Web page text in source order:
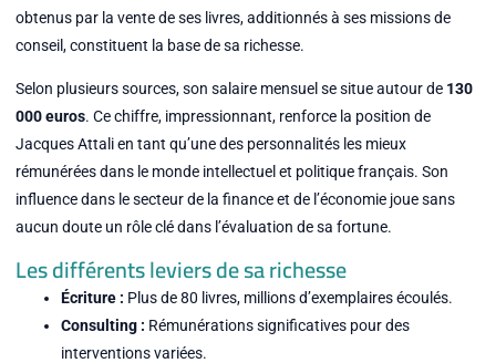
obtenus par la vente de ses livres, additionnés à ses missions de
conseil, constituent la base de sa richesse.
Selon plusieurs sources, son salaire mensuel se situe autour de 130
000 euros. Ce chiffre, impressionnant, renforce la position de
Jacques Attali en tant qu’une des personnalités les mieux
rémunérées dans le monde intellectuel et politique français. Son
influence dans le secteur de la finance et de l’économie joue sans
aucun doute un rôle clé dans l’évaluation de sa fortune.
Les différents leviers de sa richesse
Écriture : Plus de 80 livres, millions d’exemplaires écoulés.
Consulting : Rémunérations significatives pour des
interventions variées.